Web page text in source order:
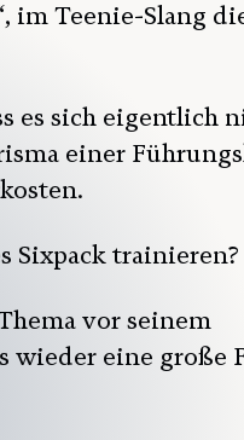
im Teenie-Slang
es sich eigentlich
einer
Sixpack trainieren?
vor seinem
wieder eine große